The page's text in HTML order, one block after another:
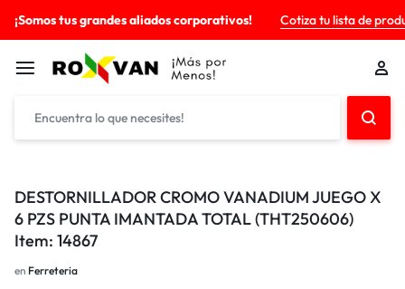
¡Somos tus grandes aliados corporativos! Cotiza tu lista de
DESTORNILLADOR CROMO VANADIUM JUEGO X
6 PZS PUNTA IMANTADA TOTAL (THT250606)
Item: 14867
en Ferreteria